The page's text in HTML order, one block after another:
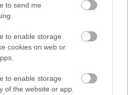
to send me
to enable storage
cookies on web or
to enable storage
of the website or app.